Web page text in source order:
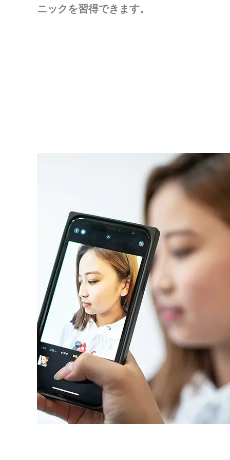
ニックを習得できます。